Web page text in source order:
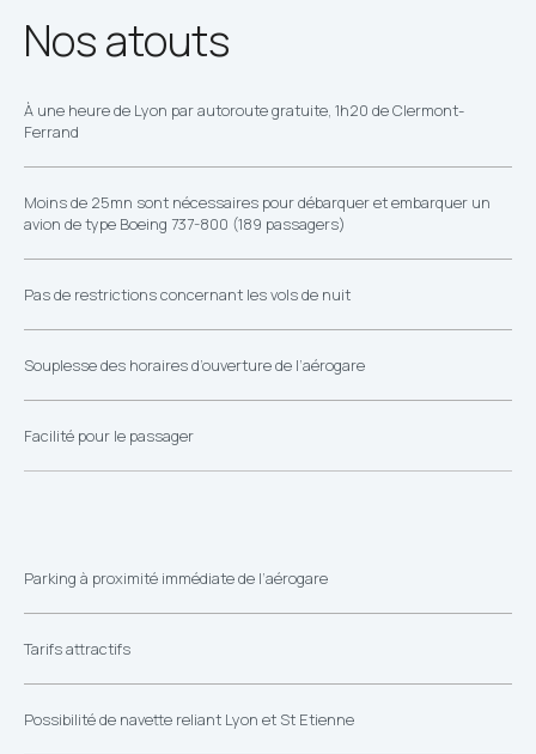
Nos atouts
À une heure de Lyon par autoroute gratuite, 1h20 de Clermont-
Ferrand
Moins de 25mn sont nécessaires pour débarquer et embarquer un
avion de type Boeing 737-800 (189 passagers)
Pas de restrictions concernant les vols de nuit
Souplesse des horaires d’ouverture de l’aérogare
Facilité pour le passager
Parking à proximité immédiate de l’aérogare
Tarifs attractifs
Possibilité de navette reliant Lyon et St Etienne